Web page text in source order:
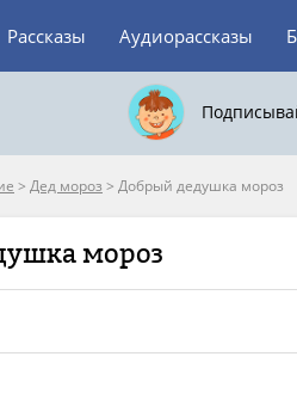
Рассказы Аудиорассказы
> Дед мороз > Добрый дедушка мороз
мороз